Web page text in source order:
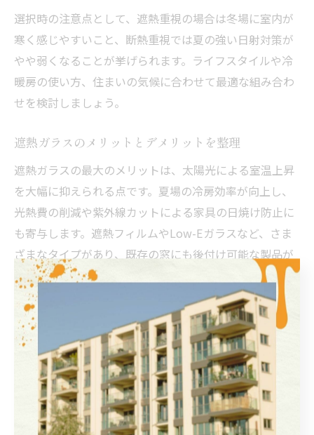
選択時の注意点として、遮熱重視の場合は冬場に室内が
寒く感じやすいこと、断熱重視では夏の強い日射対策が
やや弱くなることが挙げられます。ライフスタイルや冷
暖房の使い方、住まいの気候に合わせて最適な組み合わ
せを検討しましょう。
遮熱ガラスのメリットとデメリットを整理
遮熱ガラスの最大のメリットは、太陽光による室温上昇
を大幅に抑えられる点です。夏場の冷房効率が向上し、
光熱費の削減や紫外線カットによる家具の日焼け防止に
も寄与します。遮熱フィルムやLow-Eガラスなど、さま
ざまなタイプがあり、既存の窓にも後付け可能な製品が
増えています。
一方で、遮熱ガラスにはデメリットも存在します。冬場
は室内の暖かい熱も反射してしまうため、暖房効率が下
がり「寒い」と感じやすくなることがあります。また、
価格が一般的なガラスより高めであることや、ガラスの
色味や透明度が変化する場合もあるため、設置前に十分
な確認が必要です。